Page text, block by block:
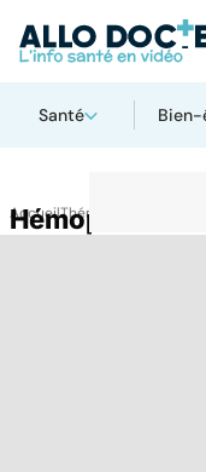
Santé
AccueilThématiques
Hémophilie